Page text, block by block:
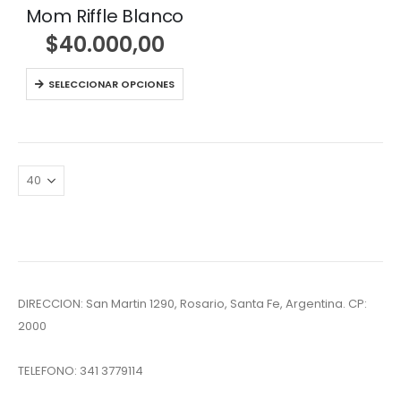
Mom Riffle Blanco
$40.000,00
SELECCIONAR OPCIONES
DIRECCION: San Martin 1290, Rosario, Santa Fe, Argentina. CP:
2000
TELEFONO: 341 3779114